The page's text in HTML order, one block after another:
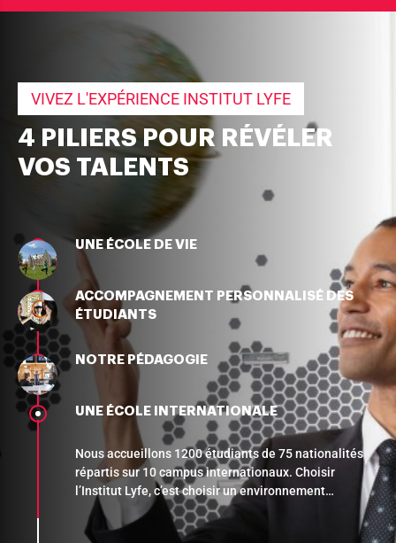
VIVEZ L'EXPÉRIENCE INSTITUT LYFE
4 PILIERS POUR RÉVÉLER
VOS TALENTS
UNE ÉCOLE DE VIE
ACCOMPAGNEMENT PERSONNALISÉ DES
ÉTUDIANTS
NOTRE PÉDAGOGIE
UNE ÉCOLE INTERNATIONALE
Nous accueillons 1200 étudiants de 75 nationalités
répartis sur 10 campus internationaux. Choisir
l’Institut Lyfe, c’est choisir un environnement
pluriculturel riche de sa diversité. Vous tissez au
quotidien des relations durables qui sont un atout